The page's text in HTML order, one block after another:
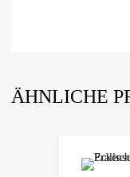
ÄHNLICHE